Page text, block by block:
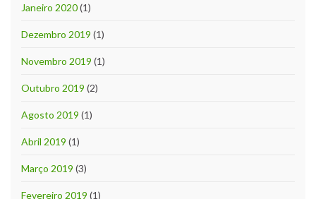
Janeiro 2020(1)
Dezembro 2019 (1)
Novembro 2019 (1)
Outubro 2019 (2)
Agosto 2019 (1)
Abril 2019 (1)
Março 2019 (3)
Fevereiro 2019 (1)